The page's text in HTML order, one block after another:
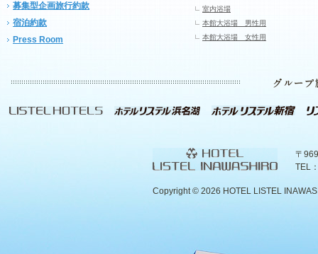
募集型企画旅行約款
宿泊約款
Press Room
室内浴場
本館大浴場 男性用
本館大浴場 女性用
〒
TEL
Copyright © 2026 HOTEL LISTEL